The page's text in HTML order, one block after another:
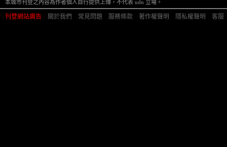
本城市刊登之內容為作者個人自行提供上傳，不代表 udn 立場。
刊登網站廣告 關於我們 常見問題 服務條款 著作權聲明 隱私權聲明 客服